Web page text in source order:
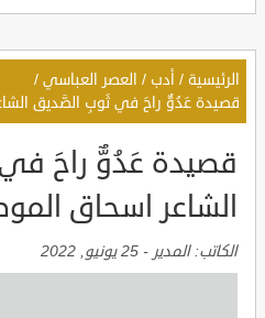
الرئيسية / أدب / العصر العباسي /
قصيدة عَدُوٌّ راحَ في ثَوبِ الصَّديق
قصيدة عَدُوٌّ راحَ
الشاعر اسحاق
الكاتب:المدير - 25 يونيو, 2022